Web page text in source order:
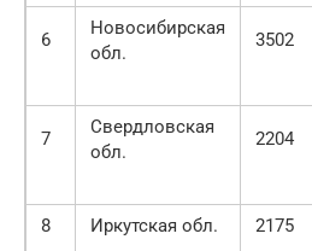
6
Новосибирская
обл.
3502
7
Свердловская
обл.
2204
8 Иркутская обл. 2175